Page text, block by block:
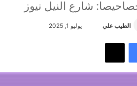
شارع النيل نيوز
الطيب علي يوليو 1, 2025
فيسبوك تويتر